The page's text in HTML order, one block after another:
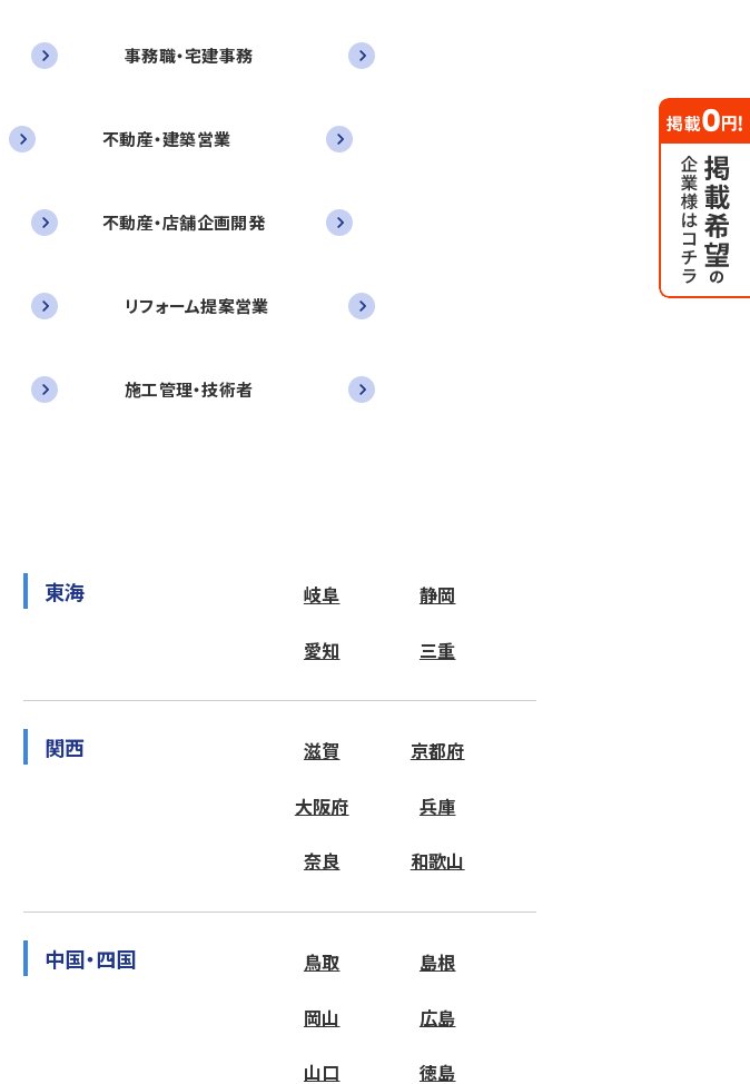
事務職・宅建事務
不動産・建築営業
不動産・店舗企画開発
リフォーム提案営業
施工管理・技術者
東海 岐阜 静岡
愛知 三重
関西 滋賀 京都府
大阪府 兵庫
奈良 和歌山
中国・四国 鳥取 島根
岡山 広島
山口 徳島